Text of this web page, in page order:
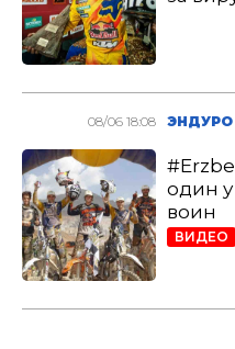
08/06 18:08 ЭНДУРО
один
воин
ВИДЕО